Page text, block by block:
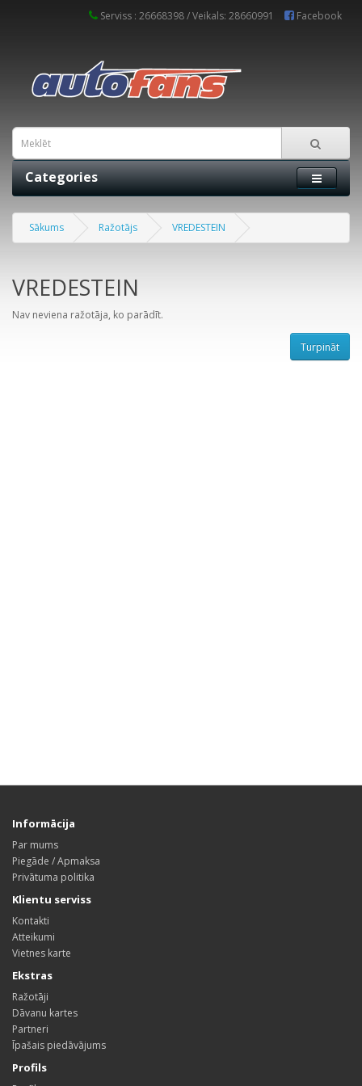
Serviss : 26668398 / Veikals: 28660991 Facebook
Categories
Sākums Ražotājs VREDESTEIN
VREDESTEIN
Nav neviena ražotāja, ko parādīt.
Turpināt
Informācija
Par mums
Piegāde / Apmaksa
Privātuma politika
Klientu serviss
Kontakti
Atteikumi
Vietnes karte
Ekstras
Ražotāji
Dāvanu kartes
Partneri
Īpašais piedāvājums
Profils